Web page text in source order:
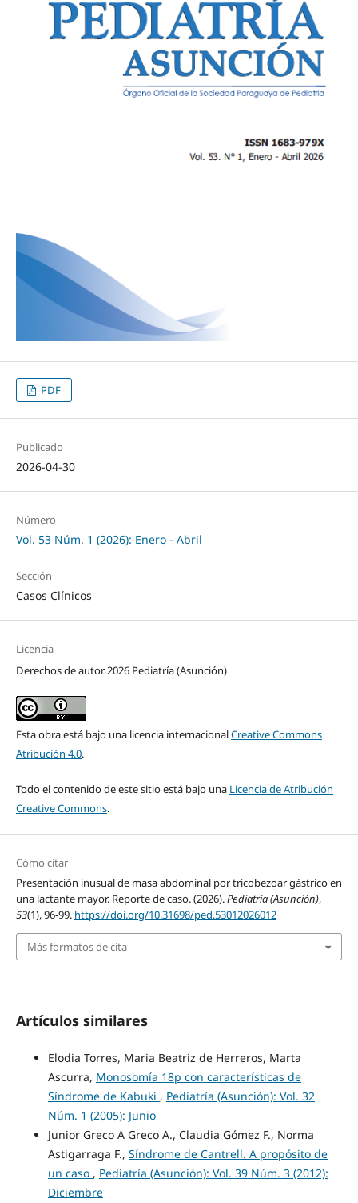
PDF
Publicado
2026-04-30
Número
Vol. 53 Núm. 1 (2026): Enero - Abril
Sección
Casos Clínicos
Licencia
Derechos de autor 2026 Pediatría (Asunción)
Esta obra está bajo una licencia internacionalCreative Commons
Atribución 4.0.
Todo el contenido de este sitio está bajo una Licencia de Atribución
Creative Commons.
Cómo citar
Presentación inusual de masa abdominal por tricobezoar gástrico en
una lactante mayor. Reporte de caso. (2026).Pediatría (Asunción),
53(1), 96-99. https://doi.org/10.31698/ped.53012026012
Más formatos de cita
Artículos similares
Elodia Torres, Maria Beatriz de Herreros, Marta
Ascurra, Monosomía 18p con características de
Síndrome de Kabuki , Pediatría (Asunción): Vol. 32
Núm. 1 (2005): Junio
Junior Greco A Greco A., Claudia Gómez F., Norma
Astigarraga F., Síndrome de Cantrell. A propósito de
un caso , Pediatría (Asunción): Vol. 39 Núm. 3 (2012):
Diciembre